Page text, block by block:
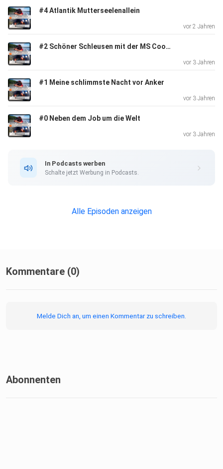
#4 Atlantik Mutterseelenallein
vor 2 Jahren
#2 Schöner Schleusen mit der MS Cookie
vor 3 Jahren
#1 Meine schlimmste Nacht vor Anker
vor 3 Jahren
#0 Neben dem Job um die Welt
vor 3 Jahren
In Podcasts werben
Schalte jetzt Werbung in Podcasts.
Alle Episoden anzeigen
Kommentare (0)
Melde Dich an, um einen Kommentar zu schreiben.
Abonnenten